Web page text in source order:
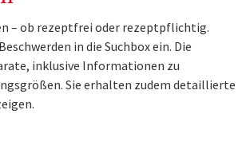
– ob rezeptfrei oder rezeptpflichtig.
in die Suchbox ein. Die
inklusive Informationen zu
Sie erhalten zudem detaillierte